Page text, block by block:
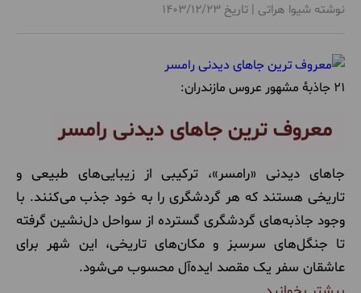
نوشته شیوا هراتی | تاریخ 1403/12/23
21 جاذبۀ مشهور عروس مازندران:
معروف ترین جاهای دیدنی رامسر
​جاهای دیدنی «رامسر»، ترکیبی از زیبایی‌های طبیعی و
تاریخی هستند که هر گردشگری را به خود جذب می‌کنند. با
وجود جاذبه‌های گردشگری گسترده از سواحل دل‌نشین گرفته
تا جنگل‌های سرسبز و مکان‌های تاریخی، این شهر برای
عاشقان سفر یک مقصد ایده‌آل محسوب می‌شود.​